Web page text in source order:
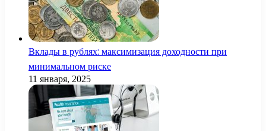
Вклады в рублях: максимизация доходности при
минимальном риске
11 января, 2025